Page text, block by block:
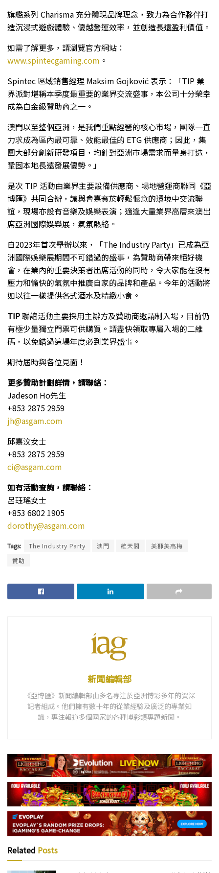
旗艦系列 Charisma 充分體現品牌理念，致力為合作夥伴打
造沉浸式遊戲體驗、優越營運效率，並創造長遠盈利價值。
如需了解更多，請瀏覽官方網站：
www.spintecgaming.com 。
Spintec 區域銷售經理 Maksim Gojković 表示：「TIP 業
界派對堪稱本季度最重要的業界交流盛事，本公司十分榮幸
成為白金級贊助商之一。
澳門以至整個亞洲，是我們重點經營的核心市場，團隊一直
力求成為區內最可靠、效能最佳的 ETG 供應商；因此，集
團大部分創新研發項目，均針對亞洲市場需求而量身打造，
鞏固本地長遠發展優勢。」
是次 TIP 活動由業界主要設備供應商、場地營運商聯同《亞
博匯》共同合辦，讓與會嘉賓於輕鬆愜意的環境中交流聯
誼，現場亦設有音樂及娛樂表演；適逢大量業界高層來澳出
席亞洲國際娛樂展，氣氛熱絡。
自2023年首次舉辦以來，「The Industry Party」已成為亞
洲國際娛樂展期間不可錯過的盛事，為贊助商帶來絕好機
會，在業內的重要決策者出席活動的同時，令大家能在沒有
壓力和愉快的氣氛中推廣自家的品牌和產品。今年的活動將
如以往一樣提供各式酒水及精緻小食。
TIP聯誼活動主要採用主辦方及贊助商邀請制入場，目前仍
有極少量獨立門票可供購買。請盡快領取專屬入場的二維
碼，以免錯過這場年度必到業界盛事。
期待屆時與各位見面！
更多贊助計劃詳情，請聯絡：
Jadeson Ho先生
+853 2875 2959
jh@asgam.com
邱嘉汶女士
+853 2875 2959
ci@asgam.com
如有活動查詢，請聯絡：
呂珏瑤女士
+853 6802 1905
dorothy@asgam.com
Tags: The Industry Party 澳門 維天閣
美獅美高梅
贊助
新聞編輯部
《亞博匯》新聞編輯部由多名專注於亞洲博彩多年的資深
記者組成。他們擁有數十年的從業經驗及廣泛的專業知
識，專注報道多個國家的各種博彩類專題新聞。
Related Posts